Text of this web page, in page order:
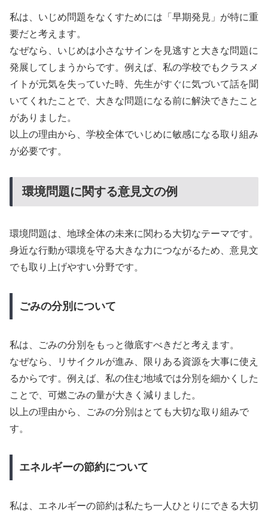
私は、いじめ問題をなくすためには「早期発見」が特に重
要だと考えます。
なぜなら、いじめは小さなサインを見逃すと大きな問題に
発展してしまうからです。例えば、私の学校でもクラスメ
イトが元気を失っていた時、先生がすぐに気づいて話を聞
いてくれたことで、大きな問題になる前に解決できたこと
がありました。
以上の理由から、学校全体でいじめに敏感になる取り組み
が必要です。
環境問題に関する意見文の例
環境問題は、地球全体の未来に関わる大切なテーマです。
身近な行動が環境を守る大きな力につながるため、意見文
でも取り上げやすい分野です。
ごみの分別について
私は、ごみの分別をもっと徹底すべきだと考えます。
なぜなら、リサイクルが進み、限りある資源を大事に使え
るからです。例えば、私の住む地域では分別を細かくした
ことで、可燃ごみの量が大きく減りました。
以上の理由から、ごみの分別はとても大切な取り組みで
す。
エネルギーの節約について
私は、エネルギーの節約は私たち一人ひとりにできる大切